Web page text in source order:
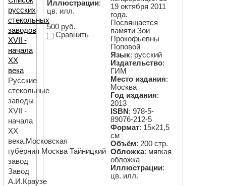
Иллюстрации:
цв. илл.
500 руб.
Сравнить
19 октября 2011
года.
Посвящается
памяти Зои
Прокофьевны
Поповой
Язык: русский
Издательство:
ГИМ
Место издания:
Москва
Год издания:
2013
ISBN : 978-5-
89076-212-5
Формат: 15х21,5
см
Объём: 200 стр.
Обложка: мягкая
обложка
Иллюстрации:
цв. илл.
русских
стекольных
заводов
XVII -
начала
ХХ
века
Русские
стекольные
заводы
XVII -
начала
ХХ
века.Московская
губерния Москва Тайницкий
завод
Завод
А.И.Краузе